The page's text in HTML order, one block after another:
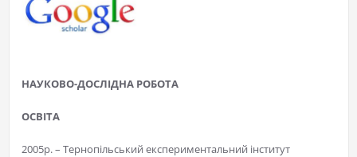
НАУКОВО-ДОСЛІДНА РОБОТА
ОСВІТА
2005р. – Тернопільський експериментальний інститут